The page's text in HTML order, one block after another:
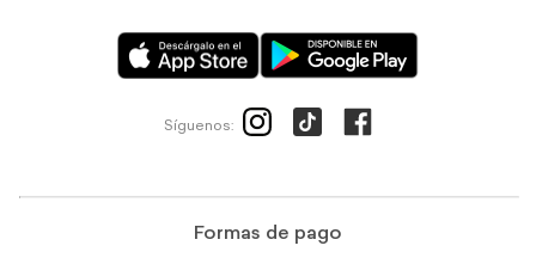
Síguenos:
Formas de pago